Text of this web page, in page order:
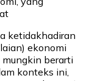
ketidakhadiran
ekonomi
berarti
konteks ini,